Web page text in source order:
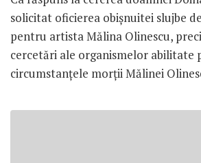
solicitat oficierea obişnuitei slujbe
pentru artista Mălina Olinescu,
cercetări ale organismelor abilitate
circumstanţele morţii Mălinei